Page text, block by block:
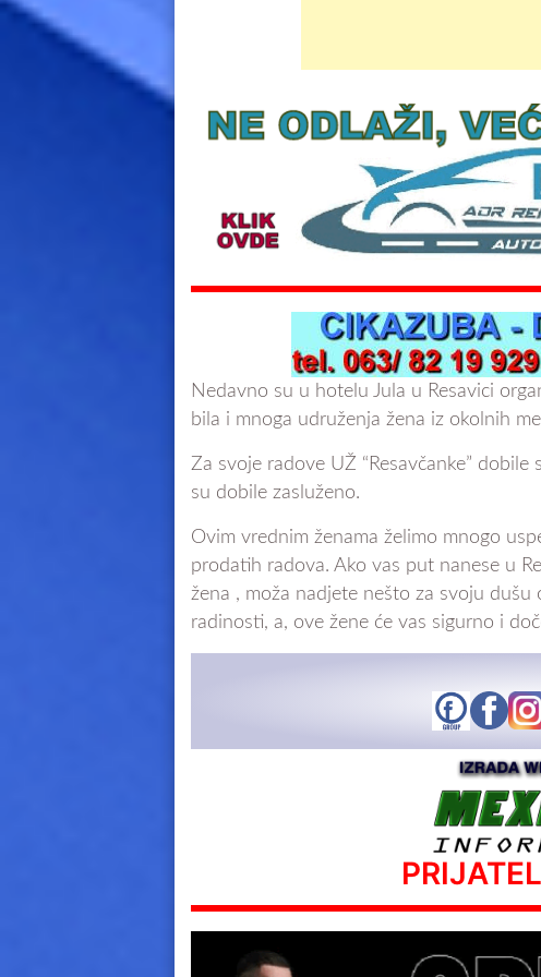
Nedavno su u hotelu Jula u Resavici
bila i mnoga udruženja žena iz okolnih
Za svoje radove UŽ “Resavčanke”
su dobile zasluženo.
Ovim vrednim ženama želimo mnogo
prodatih radova. Ako vas put nanese u
žena , moža nadjete nešto za svoju
radinosti, a, ove žene će vas sigurno i